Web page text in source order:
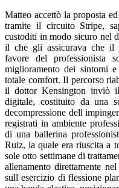
Matteo accettò la proposta
tramite il circuito Stripe,
custoditi in modo sicuro nel
il che gli assicurava che il
favore del professionista
miglioramento dei sintomi
totale comfort. Il percorso
il dottor Kensington inviò
digitale, costituito da una
decompressione dell
registrati in ambiente
di una ballerina
Ruiz, la quale era riuscita a
sole otto settimane di
allenamento direttamente
sull esercizio di flessione